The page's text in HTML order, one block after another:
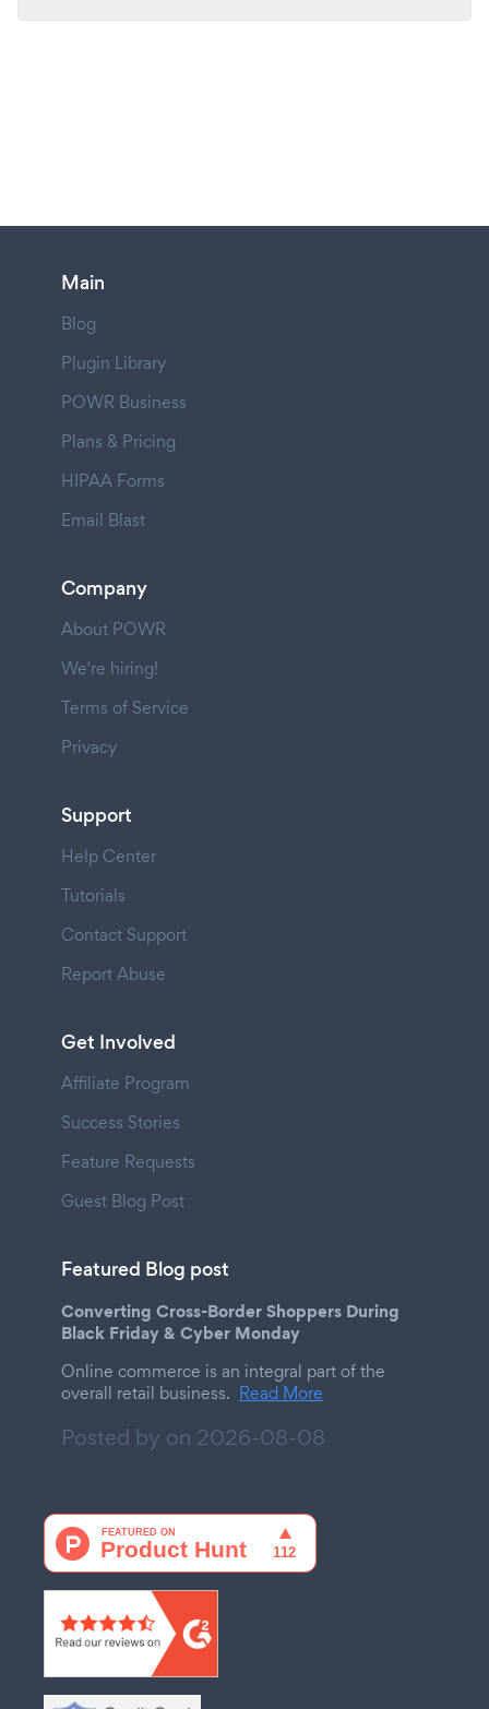
Main
Blog
Plugin Library
POWR Business
Plans & Pricing
HIPAA Forms
Email Blast
Company
About POWR
We're hiring!
Terms of Service
Privacy
Support
Help Center
Tutorials
Contact Support
Report Abuse
Get Involved
Affiliate Program
Success Stories
Feature Requests
Guest Blog Post
Featured Blog post
Converting Cross-Border Shoppers During
Black Friday & Cyber Monday
Online commerce is an integral part of the
overall retail business. Read More
Posted by on 2026-08-08